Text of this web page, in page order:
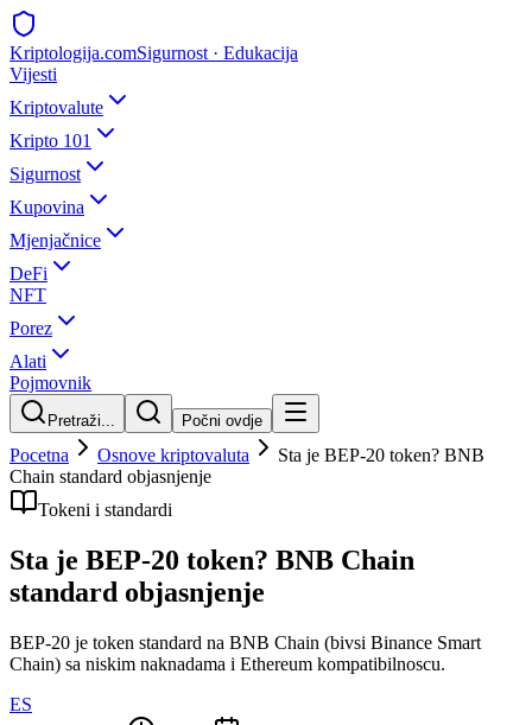
Kriptologija.comSigurnost · Edukacija
Vijesti
Kriptovalute
Kripto 101
Sigurnost
Kupovina
Mjenjačnice
DeFi
NFT
Porez
Alati
Pojmovnik
Pretraži... Počni ovdje
Pocetna Osnove kriptovaluta
Sta je BEP-20 token? BNB
Chain standard objasnjenje
Tokeni i standardi
Sta je BEP-20 token? BNB Chain
standard objasnjenje
BEP-20 je token standard na BNB Chain (bivsi Binance Smart
Chain) sa niskim naknadama i Ethereum kompatibilnoscu.
ES